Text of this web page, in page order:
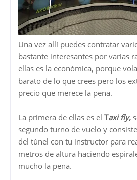
Una vez allí puedes contratar
bastante interesantes por varias
ellas es la económica, porque
barato de lo que crees pero los
precio que merece la pena.
La primera de ellas es el Taxi fly,
segundo turno de vuelo y
del túnel con tu instructor para
metros de altura haciendo
mucho la pena.